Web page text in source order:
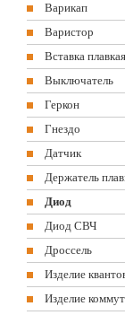
Варикап
Варистор
Вставка плавкая
Выключатель
Геркон
Гнездо
Датчик
Держатель
Диод
Диод СВЧ
Дроссель
Изделие
Изделие